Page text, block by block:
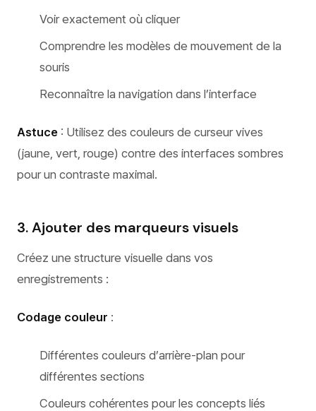
Voir exactement où cliquer
Comprendre les modèles de mouvement de la
souris
Reconnaître la navigation dans l’interface
Astuce : Utilisez des couleurs de curseur vives
(jaune, vert, rouge) contre des interfaces sombres
pour un contraste maximal.
3. Ajouter des marqueurs visuels
Créez une structure visuelle dans vos
enregistrements :
Codage couleur :
Différentes couleurs d’arrière-plan pour
différentes sections
Couleurs cohérentes pour les concepts liés